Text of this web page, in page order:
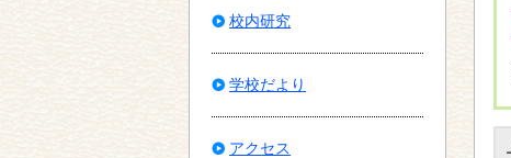
校内研究
学校だより
アクセス